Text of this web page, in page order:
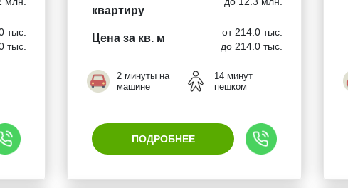
тыс.
тыс.
квартиру
Цена за кв. м
от 214.0 тыс.
до 214.0 тыс.
2 минуты на
машине
14 минут
пешком
ПОДРОБНЕЕ